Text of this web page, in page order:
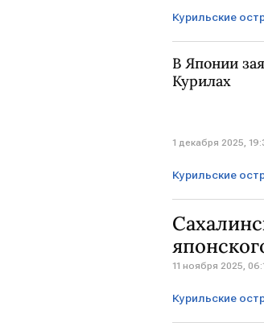
Курильские
В Японии
Курилах
1 декабря 2025,
Курильские
11 ноября 2025,
Курильские
Токио